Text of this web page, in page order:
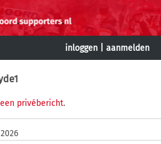
inloggen aanmelden
privébericht.